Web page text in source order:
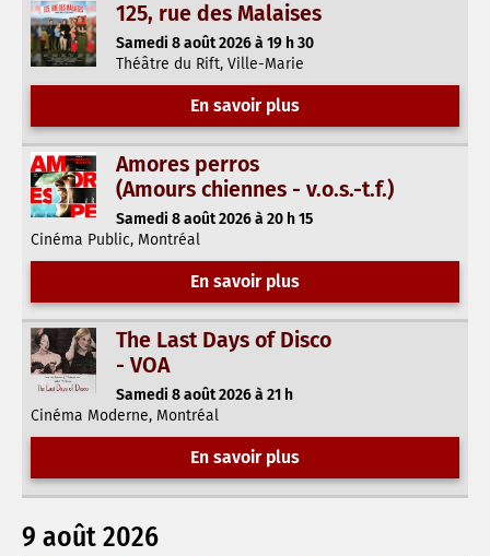
125, rue des Malaises
Samedi 8 août 2026 à 19 h 30
Théâtre du Rift, Ville-Marie
En savoir plus
Amores perros
(Amours chiennes - v.o.s.-t.f.)
Samedi 8 août 2026 à 20 h 15
Cinéma Public, Montréal
En savoir plus
The Last Days of Disco
- VOA
Samedi 8 août 2026 à 21 h
Cinéma Moderne, Montréal
En savoir plus
9 août 2026